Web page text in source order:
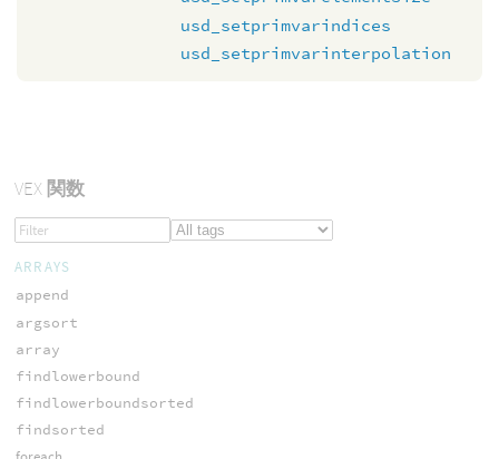
usd_setprimvarindices
usd_setprimvarinterpolation
VEX関数
ARRAYS
append
argsort
array
findlowerbound
findlowerboundsorted
findsorted